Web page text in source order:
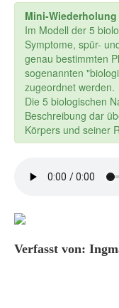
Mini-
Im Modell der 5
Symptome, spür-
genau bestimmten
sogenannten
zugeordnet werden.
Die 5 biologischen
Beschreibung dar
Körpers und seiner
Verfasst von: